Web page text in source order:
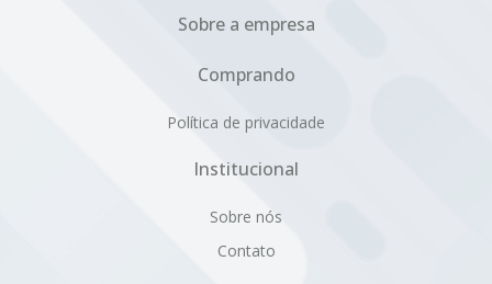
Sobre a empresa
Comprando
Política de privacidade
Institucional
Sobre nós
Contato